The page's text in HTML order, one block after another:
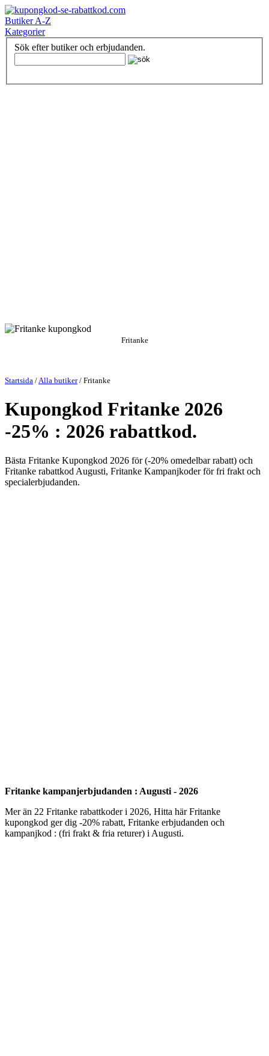
Butiker A-Z
Kategorier
Sök efter butiker och erbjudanden.
Fritanke
Startsida / Alla butiker/ Fritanke
Kupongkod Fritanke 2026
-25% : 2026 rabattkod.
Bästa Fritanke Kupongkod 2026 för (-20% omedelbar rabatt) och
Fritanke rabattkod Augusti, Fritanke Kampanjkoder för fri frakt och
specialerbjudanden.
Fritanke kampanjerbjudanden : Augusti - 2026
Mer än 22 Fritanke rabattkoder i 2026, Hitta här Fritanke
kupongkod ger dig -20% rabatt, Fritanke erbjudanden och
kampanjkod : (fri frakt & fria returer) i Augusti.